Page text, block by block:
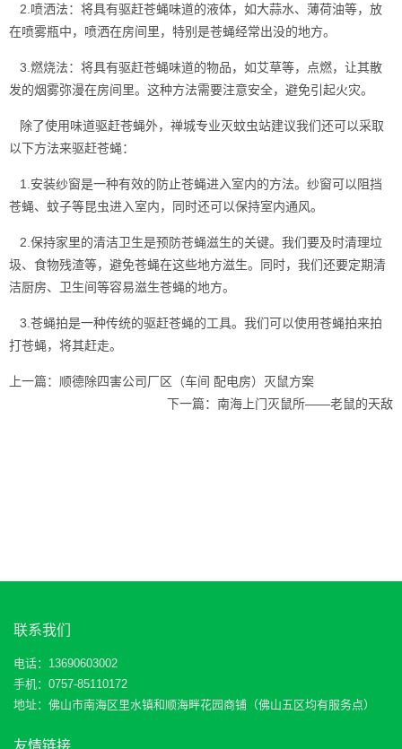
2.喷洒法：将具有驱赶苍蝇味道的液体，如大蒜水、薄荷油等，放
在喷雾瓶中，喷洒在房间里，特别是苍蝇经常出没的地方。
3.燃烧法：将具有驱赶苍蝇味道的物品，如艾草等，点燃，让其散
发的烟雾弥漫在房间里。这种方法需要注意安全，避免引起火灾。
除了使用味道驱赶苍蝇外，禅城专业灭蚊虫站建议我们还可以采取
以下方法来驱赶苍蝇：
1.安装纱窗是一种有效的防止苍蝇进入室内的方法。纱窗可以阻挡
苍蝇、蚊子等昆虫进入室内，同时还可以保持室内通风。
2.保持家里的清洁卫生是预防苍蝇滋生的关键。我们要及时清理垃
圾、食物残渣等，避免苍蝇在这些地方滋生。同时，我们还要定期清
洁厨房、卫生间等容易滋生苍蝇的地方。
3.苍蝇拍是一种传统的驱赶苍蝇的工具。我们可以使用苍蝇拍来拍
打苍蝇，将其赶走。
上一篇： 顺德除四害公司厂区（车间 配电房）灭鼠方案
下一篇： 南海上门灭鼠所——老鼠的天敌
联系我们
电话：13690603002
手机：0757-85110172
地址：佛山市南海区里水镇和顺海畔花园商铺（佛山五区均有服务点）
友情链接